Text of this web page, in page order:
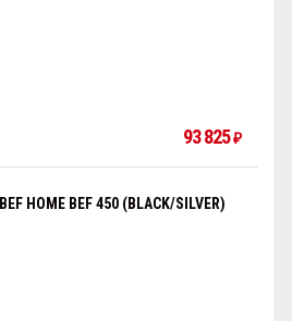
93 825₽
HOME BEF 450 (BLACK/SILVER)